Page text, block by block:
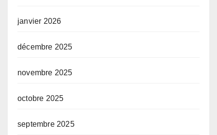
janvier 2026
décembre 2025
novembre 2025
octobre 2025
septembre 2025